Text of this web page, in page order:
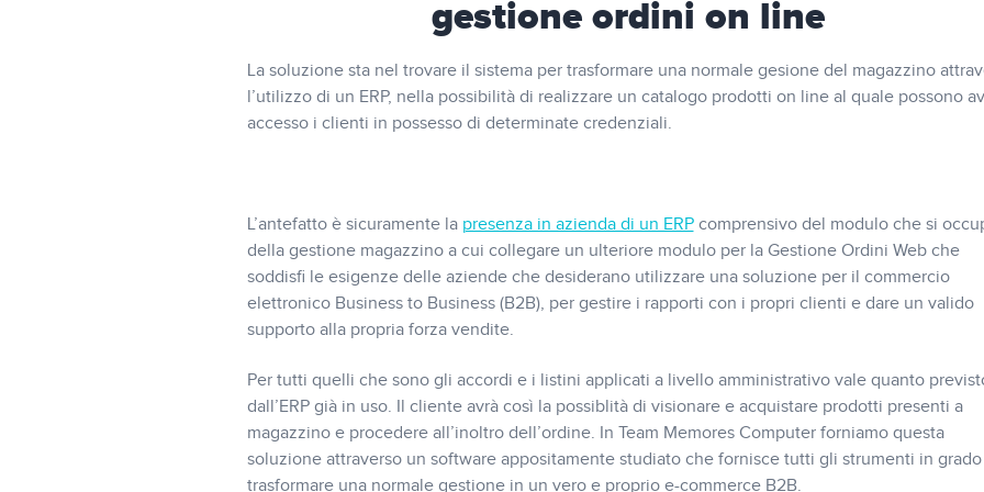
gestione ordini on line
La soluzione sta nel trovare il sistema per trasformare una normale gesione del magazzino
l’utilizzo di un ERP, nella possibilità di realizzare un catalogo prodotti on line al quale possono
accesso i clienti in possesso di determinate credenziali.
L’antefatto è sicuramente la presenza in azienda di un ERPcomprensivo del modulo che si
della gestione magazzino a cui collegare un ulteriore modulo per la Gestione Ordini Web che
soddisfi le esigenze delle aziende che desiderano utilizzare una soluzione per il commercio
elettronico Business to Business (B2B), per gestire i rapporti con i propri clienti e dare un valido
supporto alla propria forza vendite.
Per tutti quelli che sono gli accordi e i listini applicati a livello amministrativo vale quanto
dall’ERP già in uso. Il cliente avrà così la possiblità di visionare e acquistare prodotti presenti a
magazzino e procedere all’inoltro dell’ordine. In Team Memores Computer forniamo questa
soluzione attraverso un software appositamente studiato che fornisce tutti gli strumenti in
trasformare una normale gestione in un vero e proprio e-commerce B2B.